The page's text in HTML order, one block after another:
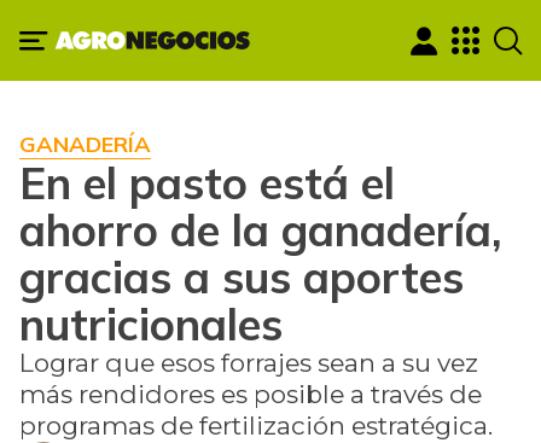
GANADERÍA
En el pasto está el
ahorro de la ganadería,
gracias a sus aportes
nutricionales
Lograr que esos forrajes sean a su vez
más rendidores es posible a través de
programas de fertilización estratégica.